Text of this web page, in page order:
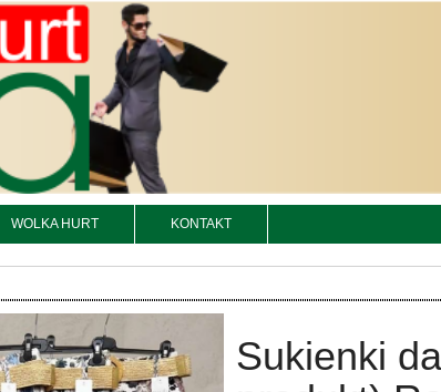
WOLKA HURT KONTAKT
Sukienki